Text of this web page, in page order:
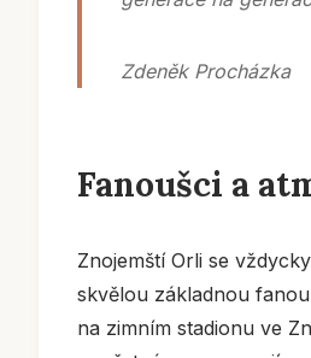
Zdeněk Procházka
Fanoušci a
Znojemští Orli se
skvělou základnou
na zimním stadionu ve